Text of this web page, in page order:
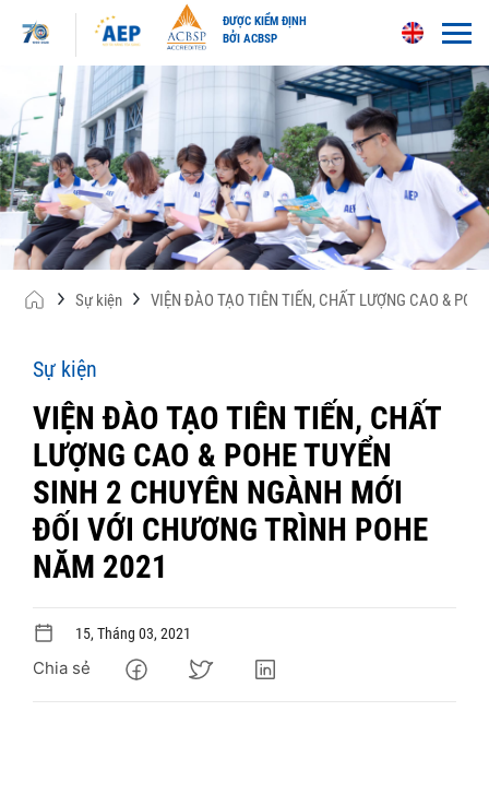
content
ĐƯỢC KIỂM ĐỊNH
BỞI ACBSP
Sự kiện VIỆN ĐÀO TẠO TIÊN TIẾN, CHẤT LƯỢNG CAO &
Sự kiện
VIỆN ĐÀO TẠO TIÊN TIẾN, CHẤT
LƯỢNG CAO & POHE TUYỂN
SINH 2 CHUYÊN NGÀNH MỚI
ĐỐI VỚI CHƯƠNG TRÌNH POHE
NĂM 2021
15, Tháng 03, 2021
Chia sẻ